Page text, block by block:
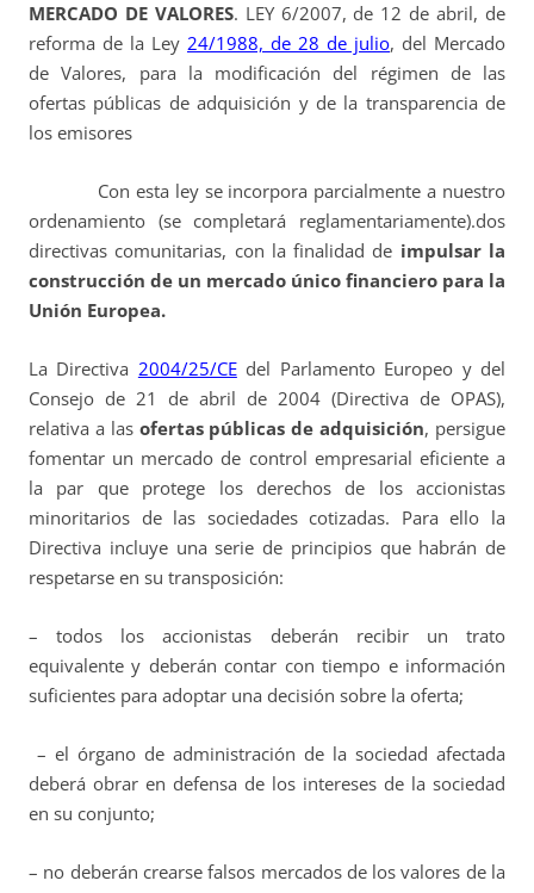
MERCADO DE VALORES. LEY 6/2007, de 12 de abril, de
reforma de la Ley 24/1988, de 28 de julio, del Mercado
de Valores, para la modificación del régimen de las
ofertas públicas de adquisición y de la transparencia de
los emisores
Con esta ley se incorpora parcialmente a nuestro
ordenamiento (se completará reglamentariamente).dos
directivas comunitarias, con la finalidad de impulsar la
construcción de un mercado único financiero para la
Unión Europea.
La Directiva 2004/25/CEdel Parlamento Europeo y del
Consejo de 21 de abril de 2004 (Directiva de OPAS),
relativa a las ofertas públicas de adquisición, persigue
fomentar un mercado de control empresarial eficiente a
la par que protege los derechos de los accionistas
minoritarios de las sociedades cotizadas. Para ello la
Directiva incluye una serie de principios que habrán de
respetarse en su transposición:
– todos los accionistas deberán recibir un trato
equivalente y deberán contar con tiempo e información
suficientes para adoptar una decisión sobre la oferta;
– el órgano de administración de la sociedad afectada
deberá obrar en defensa de los intereses de la sociedad
en su conjunto;
– no deberán crearse falsos mercados de los valores de la